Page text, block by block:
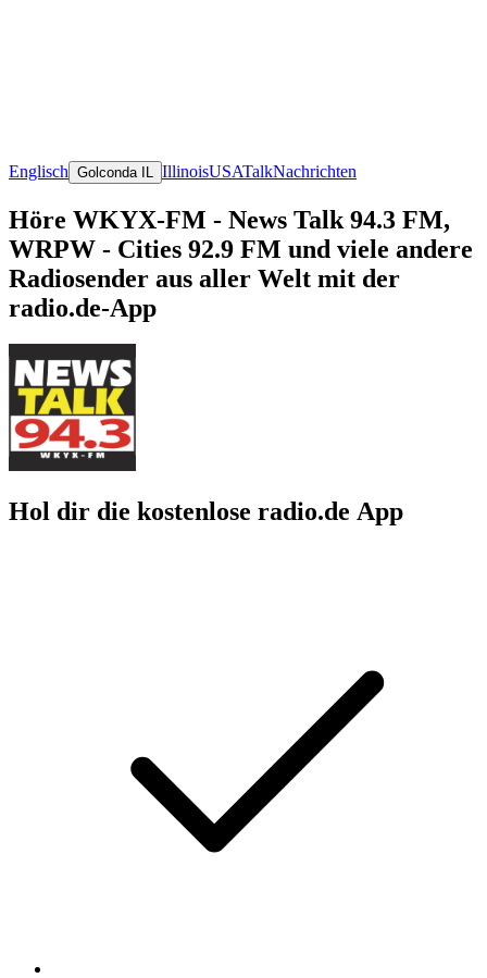
Englisch Golconda IL IllinoisUSATalkNachrichten
Höre WKYX-FM - News Talk 94.3 FM,
WRPW - Cities 92.9 FM und viele andere
Radiosender aus aller Welt mit der
radio.de-App
Hol dir die kostenlose radio.de App